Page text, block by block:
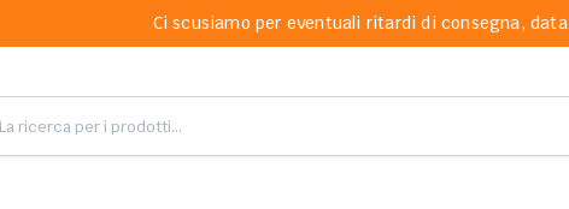
Ci scusiamo per eventuali ritardi di consegna,